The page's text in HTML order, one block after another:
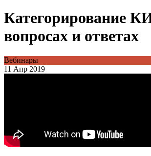
Категорирование
вопросах и ответах
Вебинары
11 Апр 2019